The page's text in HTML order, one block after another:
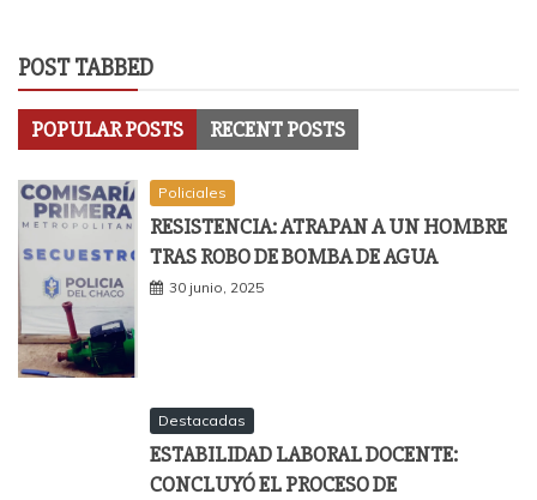
POST TABBED
POPULAR POSTS RECENT POSTS
Policiales
RESISTENCIA: ATRAPAN A UN HOMBRE
TRAS ROBO DE BOMBA DE AGUA
30 junio, 2025
Destacadas
ESTABILIDAD LABORAL DOCENTE:
CONCLUYÓ EL PROCESO DE